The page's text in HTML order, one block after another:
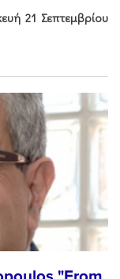
21 Σεπτεμβρίου